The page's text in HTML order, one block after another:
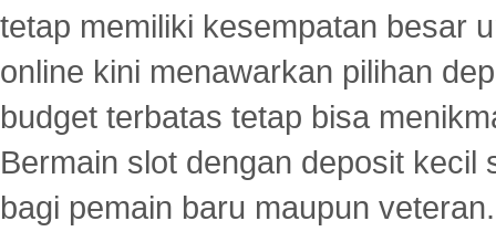
tetap memiliki kesempatan besar
online kini menawarkan pilihan
budget terbatas tetap bisa
Bermain slot dengan deposit
bagi pemain baru maupun veteran.